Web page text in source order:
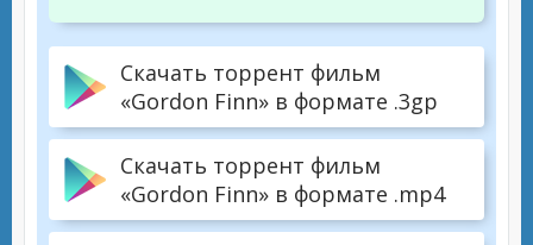
Скачать торрент фильм
«Gordon Finn» в формате .3gp
Скачать торрент фильм
«Gordon Finn» в формате .mp4